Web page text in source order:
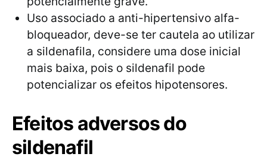
Uso associado a anti-hipertensivo alfa-
bloqueador, deve-se ter cautela ao utilizar
a sildenafila, considere uma dose inicial
mais baixa, pois o sildenafil pode
potencializar os efeitos hipotensores.
Efeitos adversos do
sildenafil